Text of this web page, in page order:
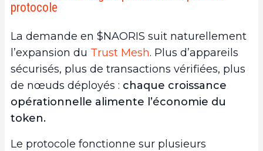
protocole
La demande en $NAORIS suit naturellement
l’expansion du Trust Mesh. Plus d’appareils
sécurisés, plus de transactions vérifiées, plus
de nœuds déployés : chaque croissance
opérationnelle alimente l’économie du
token.
Le protocole fonctionne sur plusieurs